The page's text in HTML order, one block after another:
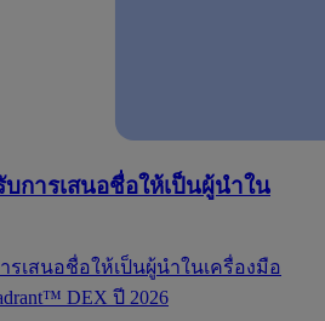
บการเสนอชื่อให้เป็นผู้นำใน
ารเสนอชื่อให้เป็นผู้นำในเครื่องมือ
DEX ปี 2026